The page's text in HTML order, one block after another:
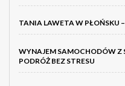
TANIA LAWETA W PŁOŃSKU
WYNAJEM SAMOCHODÓW Z
PODRÓŻ BEZ STRESU